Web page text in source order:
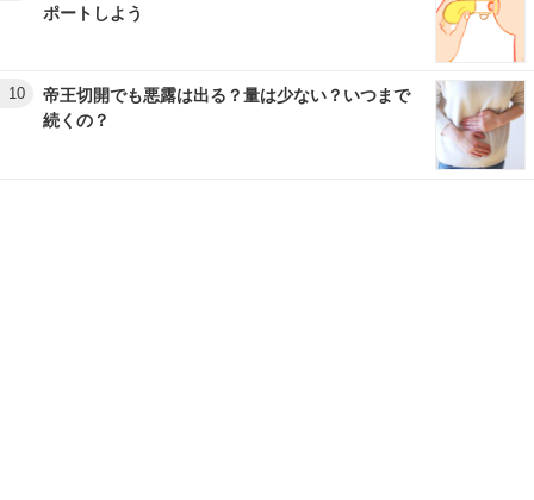
ポートしよう
10
帝王切開でも悪露は出る？量は少ない？いつまで
続くの？